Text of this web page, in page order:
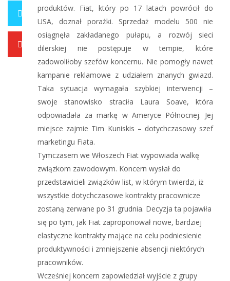
produktów. Fiat, który po 17 latach powrócił do
USA, doznał porażki. Sprzedaż modelu 500 nie
osiągnęła zakładanego pułapu, a rozwój sieci
dilerskiej nie postępuje w tempie, które
zadowoliłoby szefów koncernu. Nie pomogły nawet
kampanie reklamowe z udziałem znanych gwiazd.
Taka sytuacja wymagała szybkiej interwencji –
swoje stanowisko straciła Laura Soave, która
odpowiadała za markę w Ameryce Północnej. Jej
miejsce zajmie Tim Kuniskis – dotychczasowy szef
marketingu Fiata.
Tymczasem we Włoszech Fiat wypowiada walkę
związkom zawodowym. Koncern wysłał do
przedstawicieli związków list, w którym twierdzi, iż
wszystkie dotychczasowe kontrakty pracownicze
zostaną zerwane po 31 grudnia. Decyzja ta pojawiła
się po tym, jak Fiat zaproponował nowe, bardziej
elastyczne kontrakty mające na celu podniesienie
produktywności i zmniejszenie absencji niektórych
pracowników.
Wcześniej koncern zapowiedział wyjście z grupy